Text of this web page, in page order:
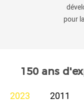
pour
150 ans
2023
2011